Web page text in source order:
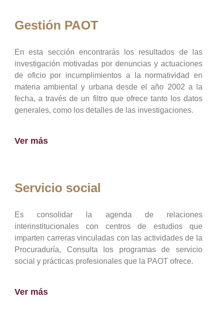
Gestión PAOT
En esta sección encontrarás los resultados de las
investigación motivadas por denuncias y actuaciones
de oficio por incumplimientos a la normatividad en
materia ambiental y urbana desde el año 2002 a la
fecha, a través de un filtro que ofrece tanto los datos
generales, como los detalles de las investigaciones.
Ver más
Servicio social
Es consolidar la agenda de relaciones
interinstitucionales con centros de estudios que
imparten carreras vinculadas con las actividades de la
Procuraduría, Consulta los programas de servicio
social y prácticas profesionales que la PAOT ofrece.
Ver más